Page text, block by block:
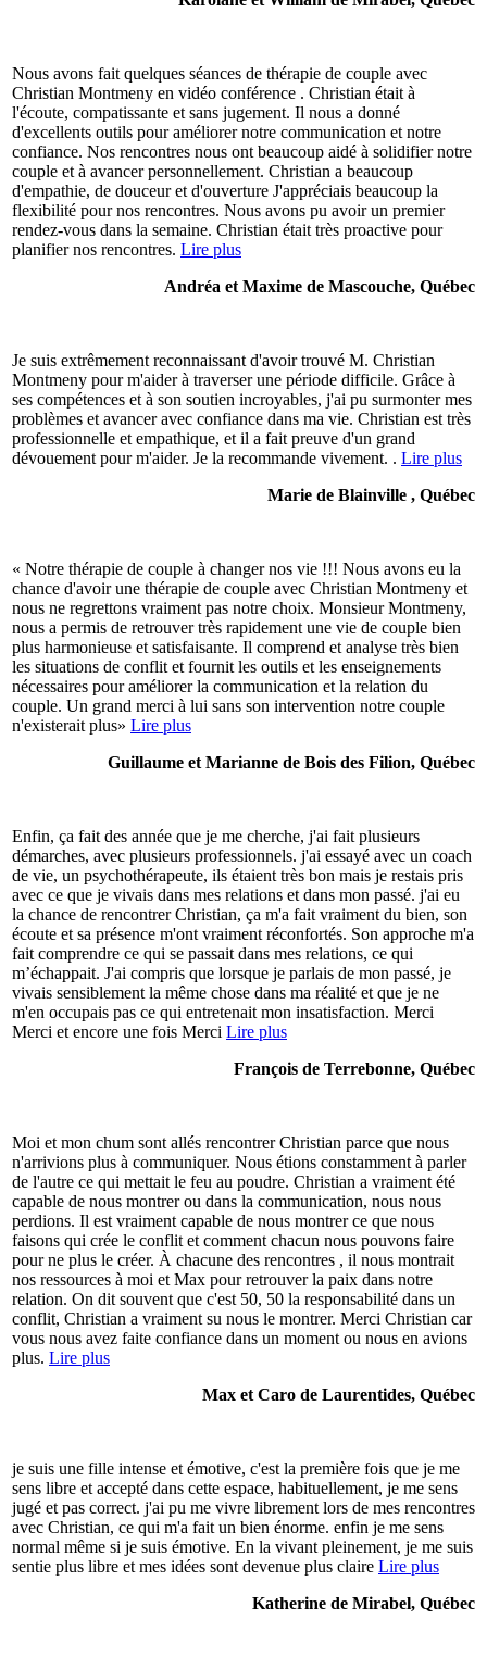
Nous avons fait quelques séances de thérapie de couple avec
Christian Montmeny en vidéo conférence . Christian était à
l'écoute, compatissante et sans jugement. Il nous a donné
d'excellents outils pour améliorer notre communication et notre
confiance. Nos rencontres nous ont beaucoup aidé à solidifier notre
couple et à avancer personnellement. Christian a beaucoup
d'empathie, de douceur et d'ouverture J'appréciais beaucoup la
flexibilité pour nos rencontres. Nous avons pu avoir un premier
rendez-vous dans la semaine. Christian était très proactive pour
planifier nos rencontres. Lire plus
Andréa et Maxime de Mascouche, Québec
Je suis extrêmement reconnaissant d'avoir trouvé M. Christian
Montmeny pour m'aider à traverser une période difficile. Grâce à
ses compétences et à son soutien incroyables, j'ai pu surmonter mes
problèmes et avancer avec confiance dans ma vie. Christian est très
professionnelle et empathique, et il a fait preuve d'un grand
dévouement pour m'aider. Je la recommande vivement. . Lire plus
Marie de Blainville , Québec
« Notre thérapie de couple à changer nos vie !!! Nous avons eu la
chance d'avoir une thérapie de couple avec Christian Montmeny et
nous ne regrettons vraiment pas notre choix. Monsieur Montmeny,
nous a permis de retrouver très rapidement une vie de couple bien
plus harmonieuse et satisfaisante. Il comprend et analyse très bien
les situations de conflit et fournit les outils et les enseignements
nécessaires pour améliorer la communication et la relation du
couple. Un grand merci à lui sans son intervention notre couple
n'existerait plus» Lire plus
Guillaume et Marianne de Bois des Filion, Québec
Enfin, ça fait des année que je me cherche, j'ai fait plusieurs
démarches, avec plusieurs professionnels. j'ai essayé avec un coach
de vie, un psychothérapeute, ils étaient très bon mais je restais pris
avec ce que je vivais dans mes relations et dans mon passé. j'ai eu
la chance de rencontrer Christian, ça m'a fait vraiment du bien, son
écoute et sa présence m'ont vraiment réconfortés. Son approche m'a
fait comprendre ce qui se passait dans mes relations, ce qui
m’échappait. J'ai compris que lorsque je parlais de mon passé, je
vivais sensiblement la même chose dans ma réalité et que je ne
m'en occupais pas ce qui entretenait mon insatisfaction. Merci
Merci et encore une fois Merci Lire plus
François de Terrebonne, Québec
Moi et mon chum sont allés rencontrer Christian parce que nous
n'arrivions plus à communiquer. Nous étions constamment à parler
de l'autre ce qui mettait le feu au poudre. Christian a vraiment été
capable de nous montrer ou dans la communication, nous nous
perdions. Il est vraiment capable de nous montrer ce que nous
faisons qui crée le conflit et comment chacun nous pouvons faire
pour ne plus le créer. À chacune des rencontres , il nous montrait
nos ressources à moi et Max pour retrouver la paix dans notre
relation. On dit souvent que c'est 50, 50 la responsabilité dans un
conflit, Christian a vraiment su nous le montrer. Merci Christian car
vous nous avez faite confiance dans un moment ou nous en avions
plus. Lire plus
Max et Caro de Laurentides, Québec
je suis une fille intense et émotive, c'est la première fois que je me
sens libre et accepté dans cette espace, habituellement, je me sens
jugé et pas correct. j'ai pu me vivre librement lors de mes rencontres
avec Christian, ce qui m'a fait un bien énorme. enfin je me sens
normal même si je suis émotive. En la vivant pleinement, je me suis
sentie plus libre et mes idées sont devenue plus claire Lire plus
Katherine de Mirabel, Québec